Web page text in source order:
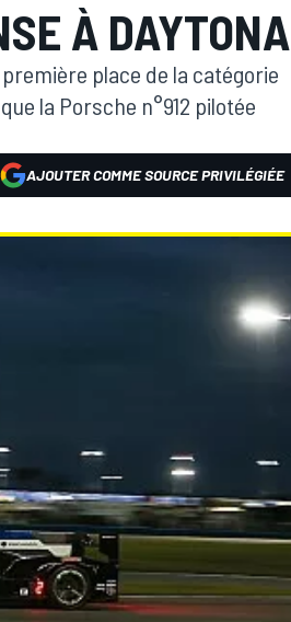
À DAYTONA
place de la catégorie
la Porsche n°912 pilotée
AJOUTER COMME SOURCE PRIVILÉGIÉE